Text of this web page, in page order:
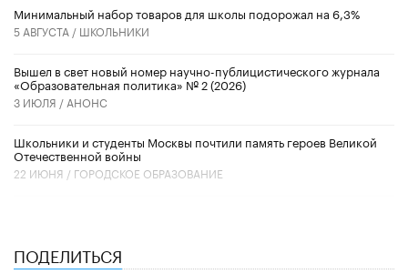
Минимальный набор товаров для школы подорожал на 6,3%
5 АВГУСТА / ШКОЛЬНИКИ
Вышел в свет новый номер научно-публицистического журнала
«Образовательная политика» № 2 (2026)
3 ИЮЛЯ / АНОНС
Школьники и студенты Москвы почтили память героев Великой
Отечественной войны
22 ИЮНЯ / ГОРОДСКОЕ ОБРАЗОВАНИЕ
ПОДЕЛИТЬСЯ